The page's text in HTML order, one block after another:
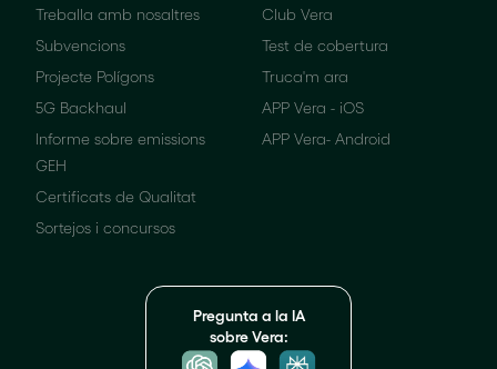
Treballa amb nosaltres
Subvencions
Projecte Polígons
5G Backhaul
Informe sobre emissions
GEH
Certificats de Qualitat
Sortejos i concursos
Club Vera
Test de cobertura
Truca'm ara
APP Vera - iOS
APP Vera- Android
Pregunta a la IA
sobre Vera: